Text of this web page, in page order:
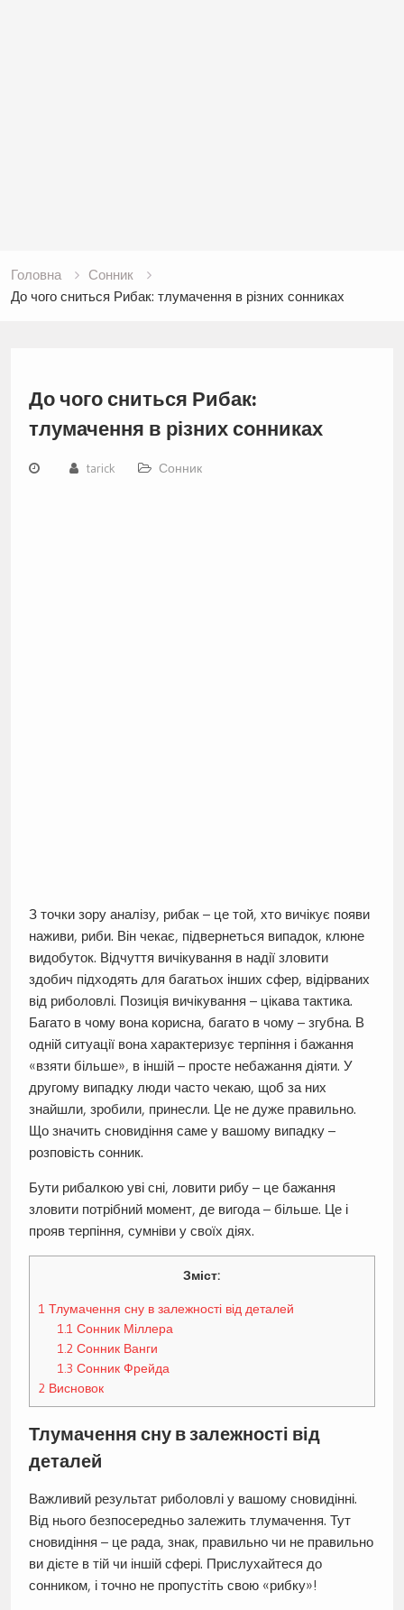
Головна
Сонник
До чого сниться Рибак: тлумачення в різних сонниках
До чого сниться Рибак:
тлумачення в різних сонниках
tarick Сонник
З точки зору аналізу, рибак – це той, хто вичікує появи
наживи, риби. Він чекає, підвернеться випадок, клюне
видобуток. Відчуття вичікування в надії зловити
здобич підходять для багатьох інших сфер, відірваних
від риболовлі. Позиція вичікування – цікава тактика.
Багато в чому вона корисна, багато в чому – згубна. В
одній ситуації вона характеризує терпіння і бажання
«взяти більше», в іншій – просте небажання діяти. У
другому випадку люди часто чекаю, щоб за них
знайшли, зробили, принесли. Це не дуже правильно.
Що значить сновидіння саме у вашому випадку –
розповість сонник.
Бути рибалкою уві сні, ловити рибу – це бажання
зловити потрібний момент, де вигода – більше. Це і
прояв терпіння, сумніви у своїх діях.
Зміст:
1 Тлумачення сну в залежності від деталей
1.1 Сонник Міллера
1.2 Сонник Ванги
1.3 Сонник Фрейда
2Висновок
Тлумачення сну в залежності від
деталей
Важливий результат риболовлі у вашому сновидінні.
Від нього безпосередньо залежить тлумачення. Тут
сновидіння – це рада, знак, правильно чи не правильно
ви дієте в тій чи іншій сфері. Прислухайтеся до
сонником, і точно не пропустіть свою «рибку»!